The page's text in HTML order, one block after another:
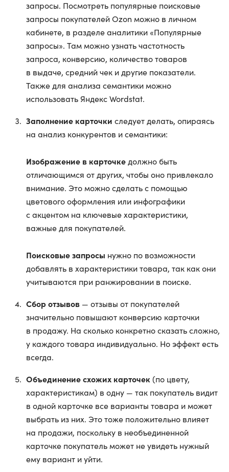
запросы. Посмотреть популярные поисковые
запросы покупателей Ozon можно в личном
кабинете, в разделе аналитики «Популярные
запросы». Там можно узнать частотность
запроса, конверсию, количество товаров
в выдаче, средний чек и другие показатели.
Также для анализа семантики можно
использовать Яндекс Wordstat.
Заполнение карточки следует делать, опираясь
на анализ конкурентов и семантики:
Изображение в карточке должно быть
отличающимся от других, чтобы оно привлекало
внимание. Это можно сделать с помощью
цветового оформления или инфографики
с акцентом на ключевые характеристики,
важные для покупателей.
Поисковые запросы нужно по возможности
добавлять в характеристики товара, так как они
учитываются при ранжировании в поиске.
Сбор отзывов — отзывы от покупателей
значительно повышают конверсию карточки
в продажу. На сколько конкретно сказать сложно,
у каждого товара индивидуально. Но эффект есть
всегда.
Объединение схожих карточек (по цвету,
характеристикам) в одну — так покупатель видит
в одной карточке все варианты товара и может
выбрать из них. Это тоже положительно влияет
на продажи, поскольку в необъединенной
карточке покупатель может не увидеть нужный
ему вариант и уйти.